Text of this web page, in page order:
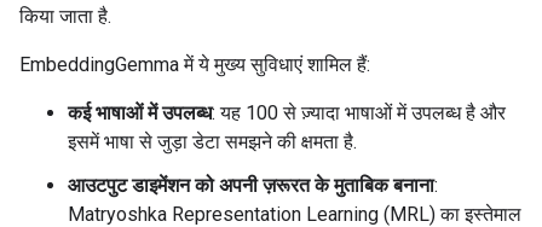
किया जाता है.
EmbeddingGemma में ये मुख्य सुविधाएं शामिल हैं:
कई भाषाओं में उपलब्ध: यह 100 से ज़्यादा भाषाओं में उपलब्ध है और
इसमें भाषा से जुड़ा डेटा समझने की क्षमता है.
आउटपुट डाइमेंशन को अपनी ज़रूरत के मुताबिक बनाना:
Matryoshka Representation Learning (MRL) का इस्तेमाल